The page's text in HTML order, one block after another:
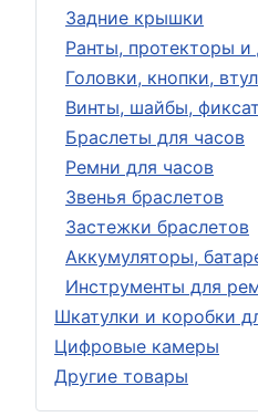
Задние крышки
Ранты, протекторы и
Головки, кнопки,
Винты, шайбы,
Браслеты для часов
Ремни для часов
Звенья браслетов
Застежки браслетов
Аккумуляторы,
Инструменты для
Шкатулки и коробки
Цифровые камеры
Другие товары